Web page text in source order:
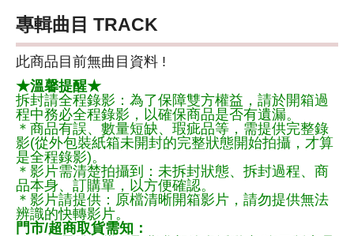
專輯曲目 TRACK
此商品目前無曲目資料 !
★溫馨提醒★
拆封請全程錄影：為了保障雙方權益，請於開箱過
程中務必全程錄影，以確保商品是否有遺漏。
＊商品有誤、數量短缺、瑕疵品等，需提供完整錄
影(從外包裝紙箱未開封的完整狀態開始拍攝，才算
是全程錄影)。
＊影片需清楚拍攝到：未拆封狀態、拆封過程、商
品本身、訂購單，以方便確認。
＊影片請提供：原檔清晰開箱影片，請勿提供無法
辨識的快轉影片。
門市/超商取貨需知：